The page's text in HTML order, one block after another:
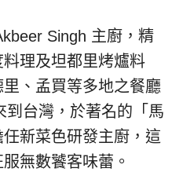
Singh 主廚，精
理及坦都里烤爐料
、孟買等多地之餐廳
到台灣，於著名的「馬
新菜色研發主廚，這
無數饕客味蕾。